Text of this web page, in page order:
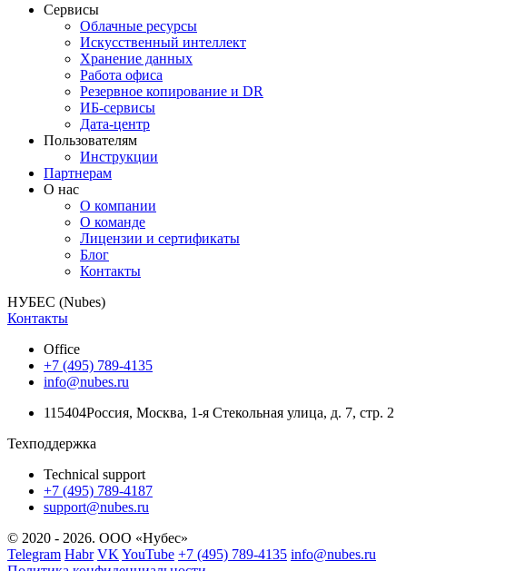
Сервисы
Облачные ресурсы
Искусственный интеллект
Хранение данных
Работа офиса
Резервное копирование и DR
ИБ-сервисы
Дата-центр
Пользователям
Инструкции
Партнерам
О нас
О компании
О команде
Лицензии и сертификаты
Блог
Контакты
НУБЕС (Nubes)
Контакты
Office
+7 (495) 789-4135
info@nubes.ru
115404Россия, Москва, 1-я Стекольная улица, д. 7, стр. 2
Техподдержка
Technical support
+7 (495) 789-4187
support@nubes.ru
© 2020 - 2026. ООО «Нубес»
Telegram Habr VK YouTube +7 (495) 789-4135 info@nubes.ru